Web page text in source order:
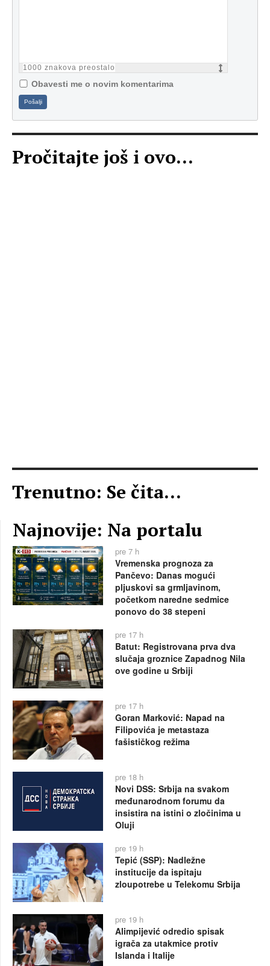
1000 znakova preostalo
Obavesti me o novim komentarima
Pošalji
Pročitajte još i ovo...
Trenutno: Se čita...
Najnovije: Na portalu
pre 7 h
Vremenska prognoza za
Pančevo: Danas mogući
pljuskovi sa grmljavinom,
početkom naredne sedmice
ponovo do 38 stepeni
pre 17 h
Batut: Registrovana prva dva
slučaja groznice Zapadnog Nila
ove godine u Srbiji
pre 17 h
Goran Marković: Napad na
Filipovića je metastaza
fašističkog režima
pre 18 h
Novi DSS: Srbija na svakom
međunarodnom forumu da
insistira na istini o zločinima u
Oluji
pre 19 h
Tepić (SSP): Nadležne
institucije da ispitaju
zloupotrebe u Telekomu Srbija
pre 19 h
Alimpijević odredio spisak
igrača za utakmice protiv
Islanda i Italije